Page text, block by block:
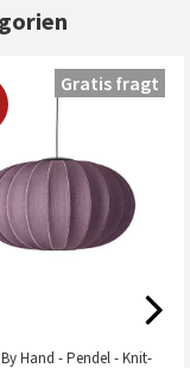
Hand - Pendel - Knit-
Gratis fragt